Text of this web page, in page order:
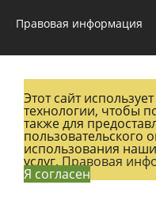
Правовая информация
Этот сайт
технологии, чтобы
также для
пользовательского
использования
услуг.Правовая
Я согласен